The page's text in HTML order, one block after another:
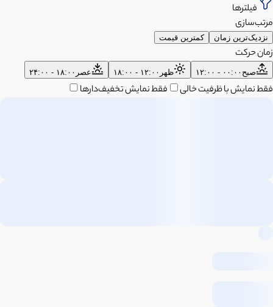
فیلترها
مرتب‌سازی
نزدیک‌ترین زمان کمترین قیمت
زمان حرکت
صبح ۰۰:۰۰ - ۱۲:۰۰ ظهر ۱۲:۰۰ - ۱۸:۰۰ عصر ۱۸:۰۰ - ۲۴:۰۰
فقط نمایش با ظرفیت خالی فقط نمایش تخفیف‌دارها